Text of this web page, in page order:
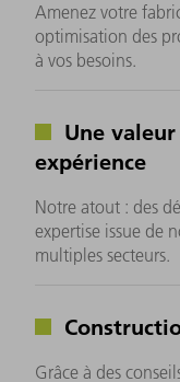
Amenez votre
optimisation des
à vos besoins.
Une
expérience
Notre atout : des
expertise issue de
multiples secteurs.
Grâce à des